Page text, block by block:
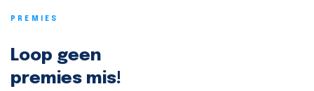
PREMIES
Loop geen
premies mis!